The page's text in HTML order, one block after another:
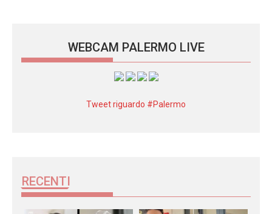
WEBCAM PALERMO LIVE
Tweet riguardo #Palermo
RECENTI